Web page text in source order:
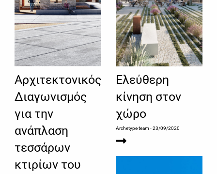
Αρχιτεκτονικός
Διαγωνισμός
για την
ανάπλαση
τεσσάρων
κτιρίων του
Ελεύθερη
κίνηση στον
χώρο
Archetype team- 23/09/2020